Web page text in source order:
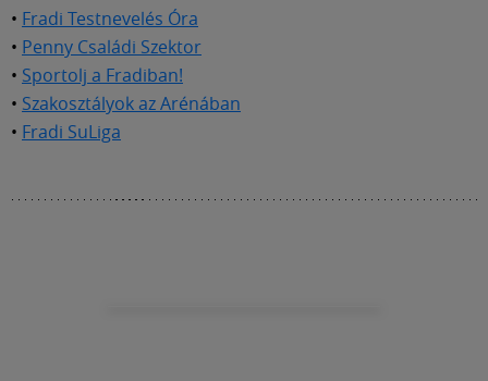
• Fradi Testnevelés Óra
• Penny Családi Szektor
• Sportolj a Fradiban!
• Szakosztályok az Arénában
• Fradi SuLiga
Szakosztályok
Meccscenter
Klub